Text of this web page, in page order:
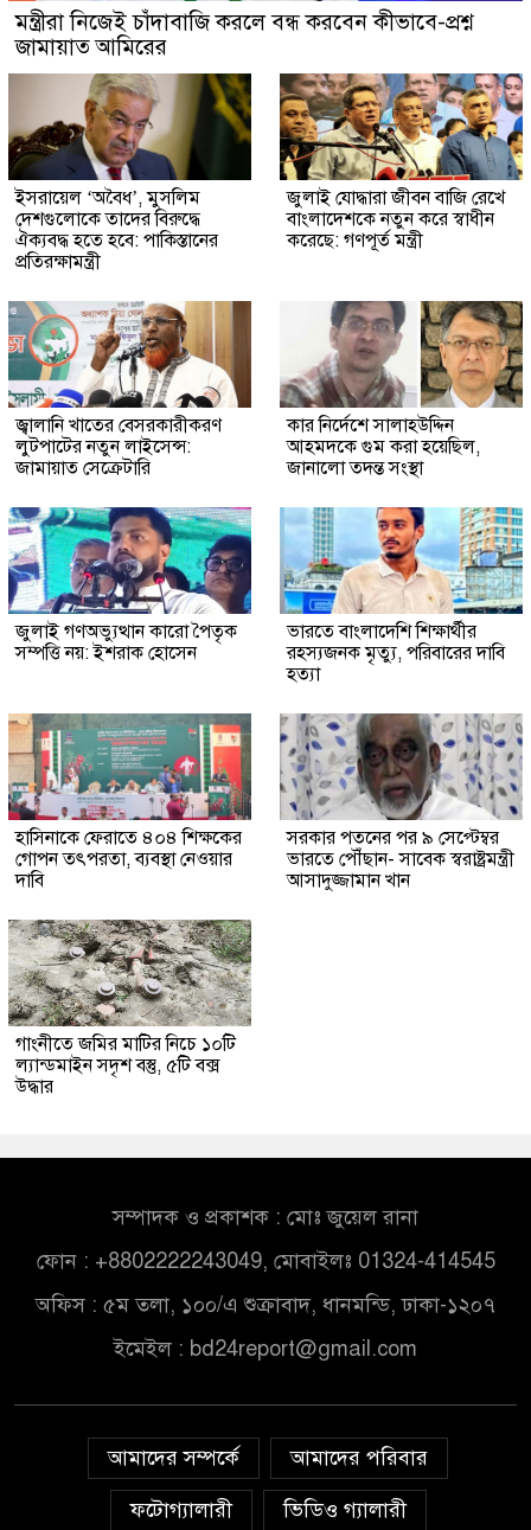
মন্ত্রীরা নিজেই চাঁদাবাজি করলে বন্ধ করবেন কীভাবে-প্রশ্ন
জামায়াত আমিরের
ইসরায়েল ‘অবৈধ’, মুসলিম
দেশগুলোকে তাদের বিরুদ্ধে
ঐক্যবদ্ধ হতে হবে: পাকিস্তানের
প্রতিরক্ষামন্ত্রী
জুলাই যোদ্ধারা জীবন বাজি রেখে
বাংলাদেশকে নতুন করে স্বাধীন
করেছে: গণপূর্ত মন্ত্রী
জ্বালানি খাতের বেসরকারীকরণ
লুটপাটের নতুন লাইসেন্স:
জামায়াত সেক্রেটারি
কার নির্দেশে সালাহউদ্দিন
আহমদকে গুম করা হয়েছিল,
জানালো তদন্ত সংস্থা
জুলাই গণঅভ্যুত্থান কারো পৈতৃক
সম্পত্তি নয়: ইশরাক হোসেন
ভারতে বাংলাদেশি শিক্ষার্থীর
রহস্যজনক মৃত্যু, পরিবারের দাবি
হত্যা
হাসিনাকে ফেরাতে ৪০৪ শিক্ষকের
গোপন তৎপরতা, ব্যবস্থা নেওয়ার
দাবি
সরকার পতনের পর ৯ সেপ্টেম্বর
ভারতে পৌঁছান- সাবেক স্বরাষ্ট্রমন্ত্রী
আসাদুজ্জামান খান
গাংনীতে জমির মাটির নিচে ১০টি
ল্যান্ডমাইন সদৃশ বস্তু, ৫টি বক্স
উদ্ধার
সম্পাদক ও প্রকাশক : মোঃ জুয়েল রানা
ফোন : +8802222243049, মোবাইলঃ 01324-414545
অফিস : ৫ম তলা, ১০০/এ শুক্রাবাদ, ধানমন্ডি, ঢাকা-১২০৭
ইমেইল : bd24report@gmail.com
আমাদের সম্পর্কে
আমাদের পরিবার
ফটোগ্যালারী
ভিডিও গ্যালারী